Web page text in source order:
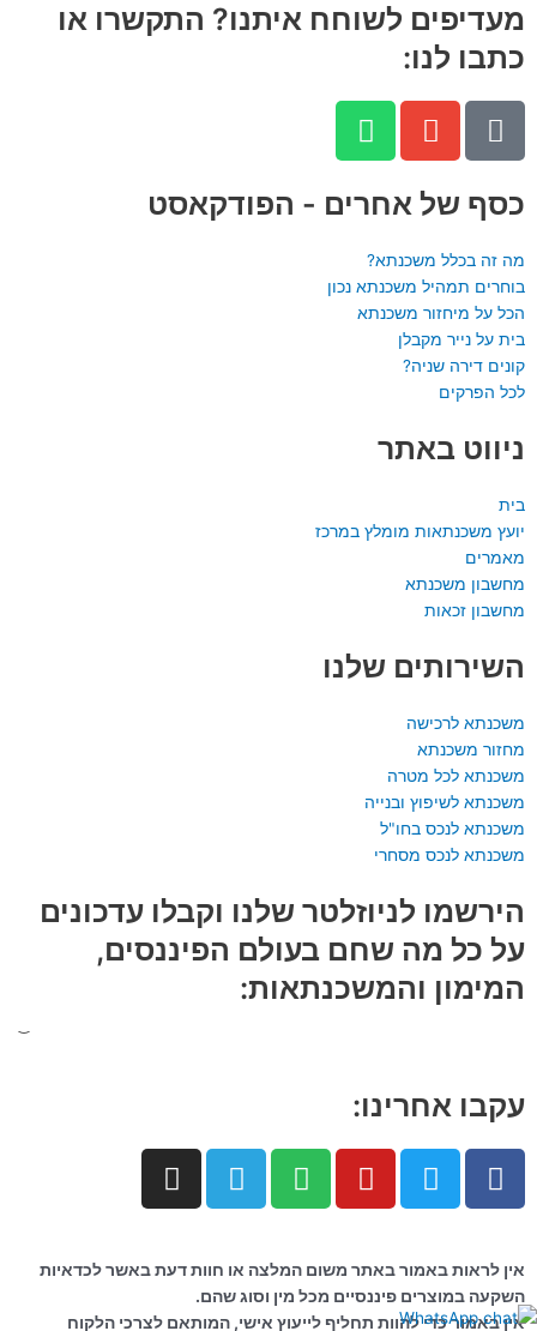
מעדיפים לשוחח איתנו? התקשרו או
כתבו לנו:
P
h
n
-
a
l
t
E
n
e
o
p
e
W
h
t
a
p
p
הירשמו לניוזלטר שלנו וקבלו עדכונים
על כל מה שחם בעולם הפיננסים,
המימון והמשכנתאות:
עקבו אחרינו:
F
a
b
o
T
w
t
e
Y
o
u
b
S
p
i
f
T
e
g
r
I
n
a
g
השירותים שלנו
משכנתא לרכישה
מחזור משכנתא
משכנתא לכל מטרה
משכנתא לשיפוץ ובנייה
משכנתא לנכס בחו"ל
משכנתא לנכס מסחרי
ניווט באתר
בית
יועץ משכנתאות מומלץ במרכז
מאמרים
מחשבון משכנתא
מחשבון זכאות
כסף של אחרים - הפודקאסט
מה זה בכלל משכנתא?
בוחרים תמהיל משכנתא נכון
הכל על מיחזור משכנתא
בית על נייר מקבלן
קונים דירה שניה?
לכל הפרקים
אין לראות באמור באתר משום המלצה או חוות דעת באשר לכדאיות
השקעה במוצרים פיננסיים מכל מין וסוג שהם.
אין באמור כדי להוות תחליף לייעוץ אישי, המותאם לצרכי הלקוח